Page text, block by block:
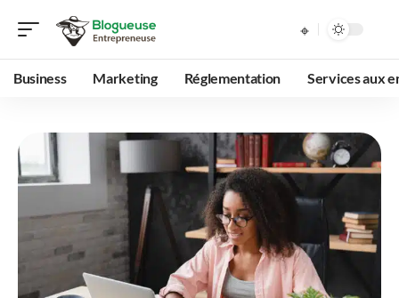
Business Marketing Réglementation Services aux